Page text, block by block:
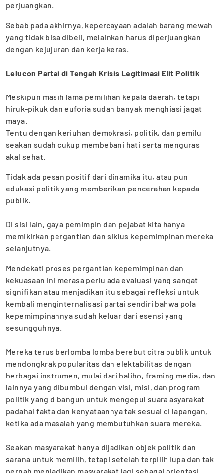
perjuangkan.
Sebab pada akhirnya, kepercayaan adalah barang mewah
yang tidak bisa dibeli, melainkan harus diperjuangkan
dengan kejujuran dan kerja keras.
Lelucon Partai di Tengah Krisis Legitimasi Elit Politik
‎Meskipun masih lama pemilihan kepala daerah, tetapi
hiruk-pikuk dan euforia sudah banyak menghiasi jagat
maya.
‎Tentu dengan keriuhan demokrasi, politik, dan pemilu
seakan sudah cukup membebani hati serta menguras
akal sehat.
Tidak ada pesan positif dari dinamika itu, atau pun
edukasi politik yang memberikan pencerahan kepada
publik.
‎Di sisi lain, gaya pemimpin dan pejabat kita hanya
memikirkan pergantian dan siklus kepemimpinan mereka
selanjutnya.
Mendekati proses pergantian kepemimpinan dan
kekuasaan ini merasa perlu ada evaluasi yang sangat
signifikan atau menjadikan itu sebagai refleksi untuk
kembali menginternalisasi partai sendiri bahwa pola
kepemimpinannya sudah keluar dari esensi yang
sesungguhnya.
Mereka terus berlomba lomba berebut citra publik untuk
mendongkrak popularitas dan elektabilitas dengan
berbagai instrumen, mulai dari baliho, framing media, dan
lainnya yang dibumbui dengan visi, misi, ‎dan program
politik yang dibangun untuk mengepul suara asyarakat
padahal fakta dan kenyataannya tak sesuai di lapangan,
ketika ada masalah yang membutuhkan suara mereka.
‎Seakan masyarakat hanya dijadikan objek politik dan
sarana untuk memilih, tetapi setelah terpilih lupa dan tak
pernah menjadikan masyarakat lagi sebagai orientasi